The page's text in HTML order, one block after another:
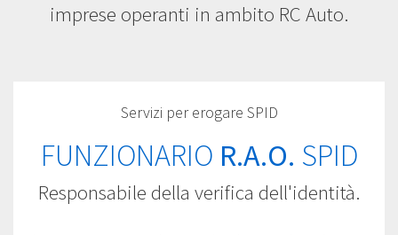
imprese operanti in ambito RC Auto.
Servizi per erogare SPID
FUNZIONARIO R.A.O. SPID
Responsabile della verifica dell'identità.